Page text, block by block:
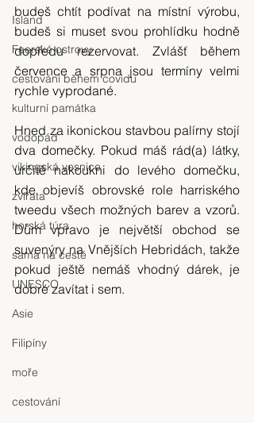
Island
Faerské ostrovy
cestování během covidu
kulturní památka
vodopád
vikingská vesnice
zvířata
horská túra
sama na cestě
UNESCO
Asie
Filipíny
moře
cestování
budeš chtít podívat na místní výrobu,
budeš si muset svou prohlídku hodně
dopředu rezervovat. Zvlášť během
července a srpna jsou termíny velmi
rychle vyprodané.
Hned za ikonickou stavbou palírny stojí
dva domečky. Pokud máš rád(a) látky,
určitě nakoukni do levého domečku,
kde objevíš obrovské role harriského
tweedu všech možných barev a vzorů.
Dům vpravo je největší obchod se
suvenýry na Vnějších Hebridách, takže
pokud ještě nemáš vhodný dárek, je
dobré zavítat i sem.